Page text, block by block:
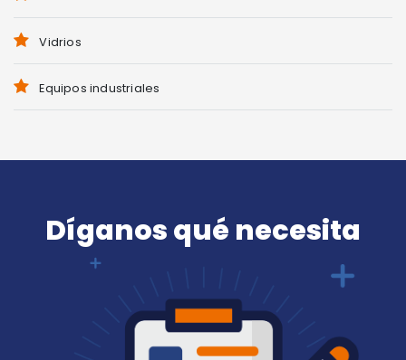
Vidrios
Equipos industriales
Díganos qué necesita